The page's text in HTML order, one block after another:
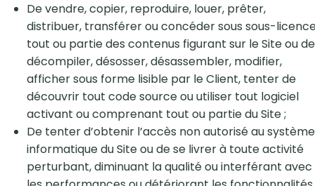
De vendre, copier, reproduire, louer, prêter,
distribuer, transférer ou concéder sous sous-
tout ou partie des contenus figurant sur le Site ou de
décompiler, désosser, désassembler, modifier,
afficher sous forme lisible par le Client, tenter de
découvrir tout code source ou utiliser tout logiciel
activant ou comprenant tout ou partie du Site ;
De tenter d’obtenir l’accès non autorisé au système
informatique du Site ou de se livrer à toute activité
perturbant, diminuant la qualité ou interférant avec